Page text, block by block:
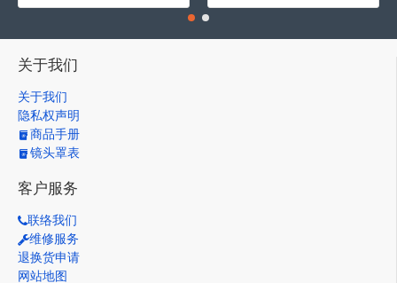
关于我们
关于我们
隐私权声明
商品手册
镜头罩表
客户服务
联络我们
维修服务
退换货申请
网站地图